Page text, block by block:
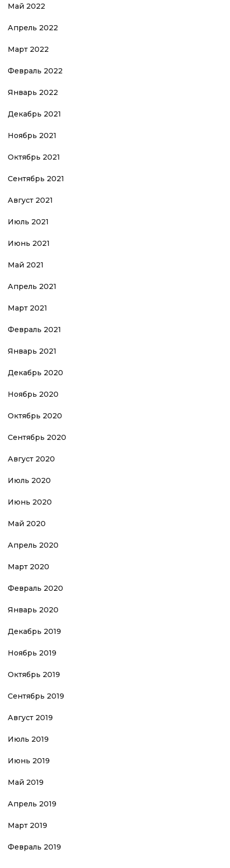
Май 2022
Апрель 2022
Март 2022
Февраль 2022
Январь 2022
Декабрь 2021
Ноябрь 2021
Октябрь 2021
Сентябрь 2021
Август 2021
Июль 2021
Июнь 2021
Май 2021
Апрель 2021
Март 2021
Февраль 2021
Январь 2021
Декабрь 2020
Ноябрь 2020
Октябрь 2020
Сентябрь 2020
Август 2020
Июль 2020
Июнь 2020
Май 2020
Апрель 2020
Март 2020
Февраль 2020
Январь 2020
Декабрь 2019
Ноябрь 2019
Октябрь 2019
Сентябрь 2019
Август 2019
Июль 2019
Июнь 2019
Май 2019
Апрель 2019
Март 2019
Февраль 2019